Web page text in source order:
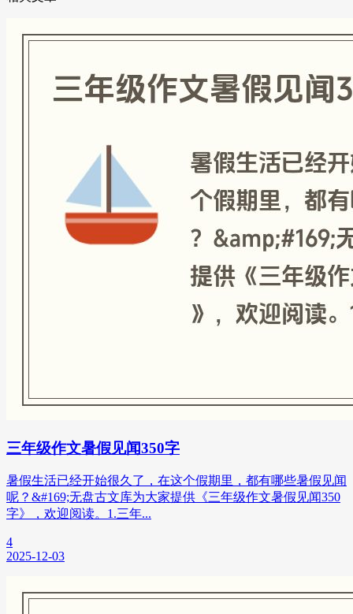
三年级作文暑假见闻350字
暑假生活已经开始很久了，在这个假期里，都有哪些暑假见闻
呢？&#169;无盘古文库为大家提供《三年级作文暑假见闻350
字》，欢迎阅读。1.三年...
4
2025-12-03